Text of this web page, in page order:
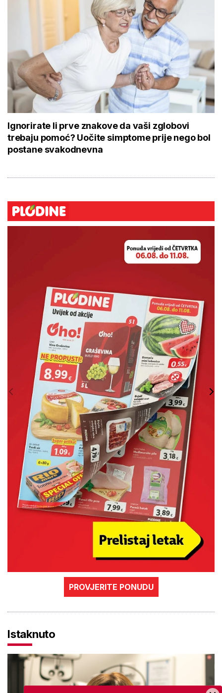
Ignorirate li prve znakove da vaši zglobovi
trebaju pomoć? Uočite simptome prije nego bol
postane svakodnevna
PROVJERITE PONUDU
Istaknuto